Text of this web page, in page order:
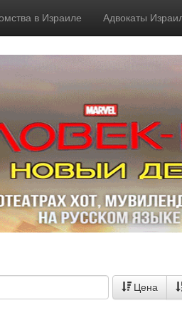
в Израиле Адвокаты
Цена